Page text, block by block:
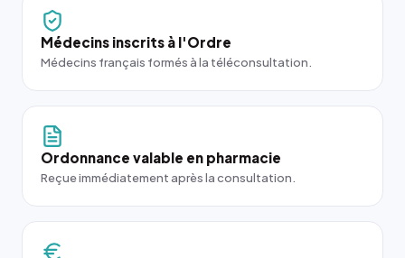
Médecins inscrits à l'Ordre
Médecins français formés à la téléconsultation.
Ordonnance valable en pharmacie
Reçue immédiatement après la consultation.